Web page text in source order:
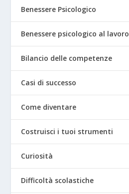
Benessere Psicologico
Benessere psicologico al lavoro
Bilancio delle competenze
Casi di successo
Come diventare
Costruisci i tuoi strumenti
Curiosità
Difficoltà scolastiche